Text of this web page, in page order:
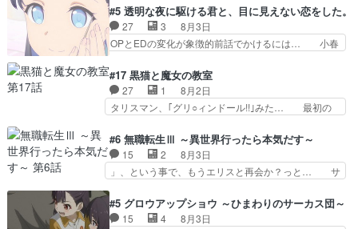
ナとミミも可愛かった2人の関係… 確かに相手に
も家族や大切な人はいるけど、… 白シャツが作業
着みたいなもんなんですかね…
はり出オチ感が否めず、エピソードの打率… 田山
さんが佐々木さんに沼っていく…こんな… 佐々木
さん、腕フェチなんですね笑最近まじ… 佐々木が
ガラケーからスマホに変えるって、… もうドラマ
ゃわない？佐々木さんの優しさ… 先行で見た時よ
り2人のやり取りに癒しを感… ABEMA版の7〜8
話佐々木が実年齢以上…
#5 透明な夜に駆ける君と、目に見えない恋をした。
27 3
8月3日
OPとEDの変化が象徴的前話でかけるには… 小春
か、こんな風に見えてるのかぁ。かける… 完全な
両片思いになりましたねぇ…OPとE… 余計な物
は描かず白く靄がかった小春ちゃん… 光も感じな
い完全な盲目なんやね…おめかし… 母役に能登さ
も描かれていて良かった本当… 股に海豚を挟み水
上バスでの会話を反芻…恋… OPEDとも無人バー
ジョンから主人公２人…
#17 黒猫と魔女の教室
27 1
8月2日
タリスマン、｢グリ○ィンドール!!｣みた… 最初の
ホントスピカが大好きだよね。ツン… 一等級ポテ
ンシャルのアリアちゃん可愛くて… そういや、ア
リアは能力は最上級のくせに、… とうとうアリア
と直接競う場がきたこれまで… 毎度ながらのスピ
マン趣味ダダ漏れで好き… 期末試験が始まろうと
しておりスピカは対策… 能力鑑定胸像タリスマン
#6 無職転生Ⅲ ～異世界行ったら本気だす～
15 2
8月3日
」、という事で、もうエリスと再会か？っと… サ
関係の清算が粛々と進められているサラ… サラと
の関係に対して完全に「昔の女」とし… ルーシー
#5 グロウアップショウ ～ひまわりのサーカス団～
15 4
8月3日